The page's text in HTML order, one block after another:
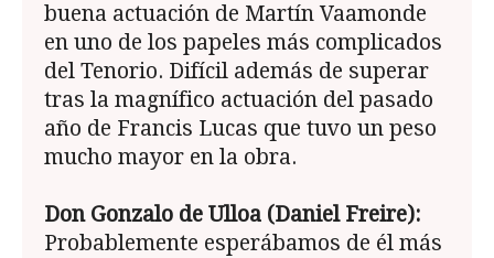
buena actuación de Martín Vaamonde
en uno de los papeles más complicados
del Tenorio. Difícil además de superar
tras la magnífico actuación del pasado
año de Francis Lucas que tuvo un peso
mucho mayor en la obra.
Don Gonzalo de Ulloa (Daniel Freire):
Probablemente esperábamos de él más